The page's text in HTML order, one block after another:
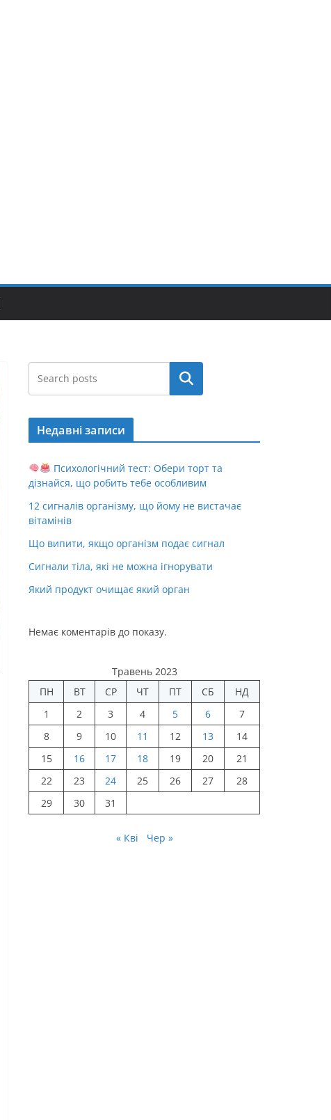
Пошук
Недавні записи
Психологічний тест: Обери торт та
дізнайся, що робить тебе особливим
12 сигналів організму, що йому не вистачає
вітамінів
Що випити, якщо організм подає сигнал
Сигнали тіла, які не можна ігнорувати
Який продукт очищає який орган
Немає коментарів до показу.
Травень 2023
ПН
ВТ СР ЧТ ПТ СБ
НД
1
2 3 4 5 6
7
8
9 10 11 12 13
14
15
16 17 18 19 20
21
22
23 24 25 26 27
28
29
30 31
« Кві Чер »